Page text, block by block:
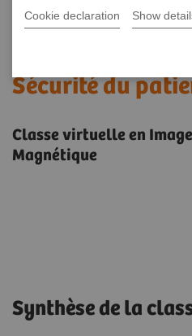
Cookie declaration Show
Sécurité du
Classe virtuelle en
Magnétique
Synthèse de la